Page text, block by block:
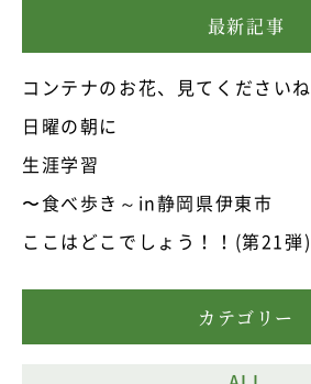
最新記事
コンテナのお花、見てくださいね
日曜の朝に
生涯学習
〜食べ歩き～in静岡県伊東市
ここはどこでしょう！！(第21弾)
カテゴリー